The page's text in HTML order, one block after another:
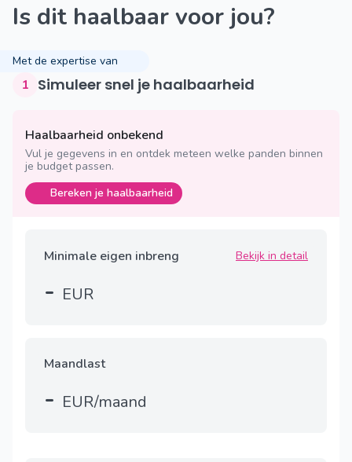
Is dit haalbaar voor jou?
Met de expertise van
1 Simuleer snel je haalbaarheid
Haalbaarheid onbekend
Vul je gegevens in en ontdek meteen welke panden binnen
je budget passen.
Bereken je haalbaarheid
Minimale eigen inbreng Bekijk in detail
- EUR
Maandlast
- EUR/maand